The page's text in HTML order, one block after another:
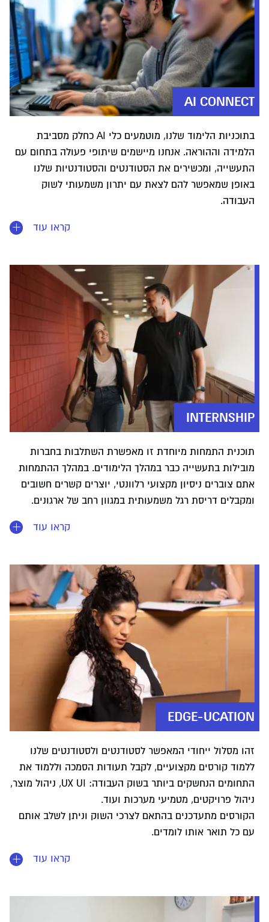
AI CONNECT
בתוכניות הלימוד שלנו, מוטמעים כלי AI כחלק מסביבת
הלמידה וההוראה. אנחנו מיישמים שיתופי פעולה בתחום עם
התעשייה, ומכשירים את הסטודנטים והסטודנטיות שלנו
באופן שמאפשר להם לצאת עם יתרון משמעותי לשוק
העבודה.
קראו עוד
INTERNSHIP
תוכנית התמחות מיוחדת זו מאפשרת השתלבות בחברות
מובילות בתעשייה כבר במהלך הלימודים. במהלך ההתמחות
אתם צוברים ניסיון מקצועי רלוונטי, יוצרים קשרים חשובים
ומקבלים דריסת רגל משמעותית במגוון רחב של ארגונים.
קראו עוד
EDGE-UCATION
זהו מסלול ייחודי המאפשר לסטודנטים ולסטודנטים שלנו
ללמוד קורסים מקצועיים, לקבל תעודות הסמכה וללמוד את
התחומים הנחשקים ביותר בשוק העבודה: UX UI, ניהול מוצר,
ניהול פרויקטים, מטמיעי מערכות ועוד.
הקורסים מתעדכנים בהתאם לצרכי השוק וניתן לשלב אותם
עם כל תואר אותו לומדים.
קראו עוד